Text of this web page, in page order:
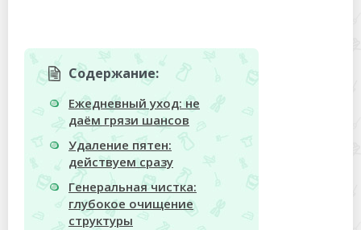
Содержание:
Ежедневный уход: не
даём грязи шансов
Удаление пятен:
действуем сразу
Генеральная чистка:
глубокое очищение
структуры